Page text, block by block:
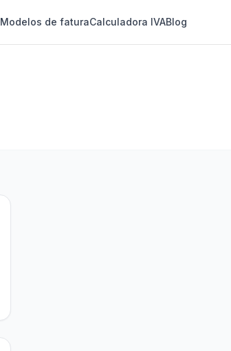
Modelos de faturaCalculadora IVABlog